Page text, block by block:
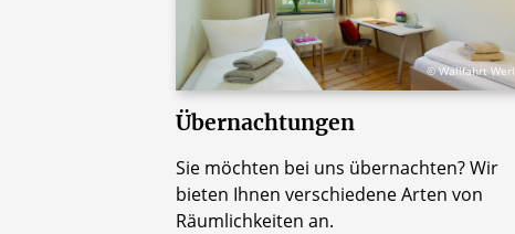
© Wallfahrt Werl
Übernachtungen
Sie möchten bei uns übernachten? Wir
bieten Ihnen verschiedene Arten von
Räumlichkeiten an.